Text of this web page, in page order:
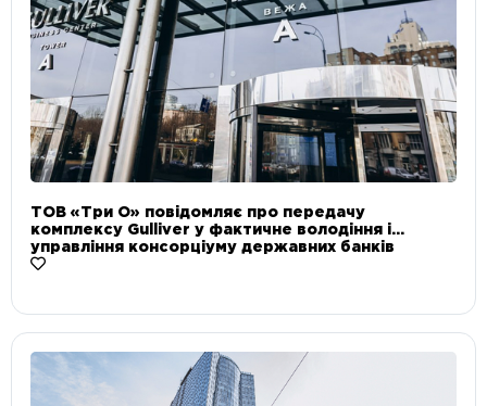
ТОВ «Три О» повідомляє про передачу
комплексу Gulliver у фактичне володіння і
управління консорціуму державних банків